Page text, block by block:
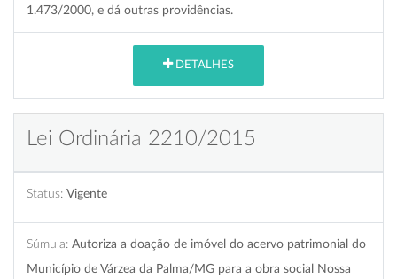
1.473/2000, e dá outras providências.
DETALHES
Lei Ordinária 2210/2015
Status: Vigente
Súmula: Autoriza a doação de imóvel do acervo patrimonial do
Município de Várzea da Palma/MG para a obra social Nossa